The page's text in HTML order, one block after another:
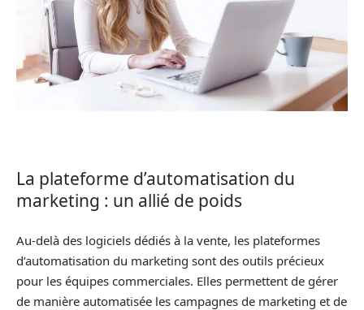
La plateforme d’automatisation du
marketing : un allié de poids
Au-delà des logiciels dédiés à la vente, les plateformes
d’automatisation du marketing sont des outils précieux
pour les équipes commerciales. Elles permettent de gérer
de manière automatisée les campagnes de marketing et de